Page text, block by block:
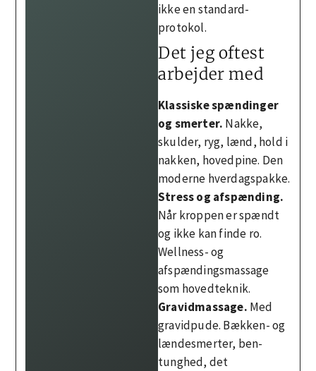
ikke en standard-
protokol.
Det jeg oftest
arbejder med
Klassiske spændinger
og smerter. Nakke,
skulder, ryg, lænd, hold i
nakken, hovedpine. Den
moderne hverdagspakke.
Stress og afspænding.
Når kroppen er spændt
og ikke kan finde ro.
Wellness- og
afspændingsmassage
som hovedteknik.
Gravidmassage. Med
gravidpude. Bækken- og
lændesmerter, ben-
tunghed, det